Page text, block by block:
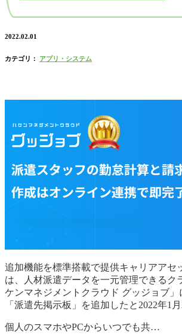
2022.02.01
カテゴリ： アプリ・システム
追加機能を標準搭載で提供キャリアアセ
は、人材派遣データを一元管理できるク
ケンマネジメントクラウド グッジョブ」
「派遣先掲示板」を追加したと2022年1
個人のスマホやPCからいつでも共…